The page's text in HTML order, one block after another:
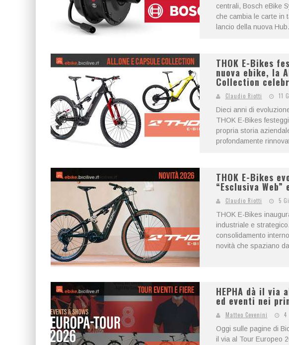
centrali, Bosch eBike
che cambia le carte in
lancio della nuova
THOK E-Bikes
nuova ebike, la
Collection
Claudio Riotti 11
Dieci anni di
THOK E-Bikes
propria storia
profondamente
THOK E-Bikes
“Esclusiva
Claudio Riotti 5
THOK E-Bikes
industriale e
consolidamento
novità che spaziano
HEPHA dà il via
ed eventi nei
Matteo Cevenini 4
Oggi sulle pagine di
il via al Tour Europeo